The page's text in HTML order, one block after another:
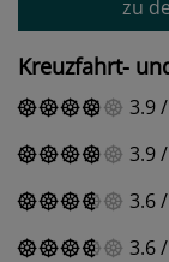
zu
Kreuzfahrt-
3.9/
3.9/
3.6/
3.6/